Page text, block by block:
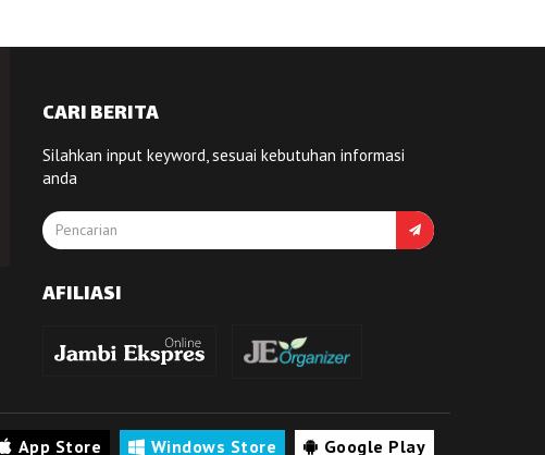
CARI BERITA
Silahkan input keyword, sesuai kebutuhan informasi
anda
AFILIASI
App Store Windows Store Google Play